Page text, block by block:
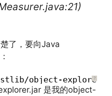
了，要向Java
?
object-
是我的object-